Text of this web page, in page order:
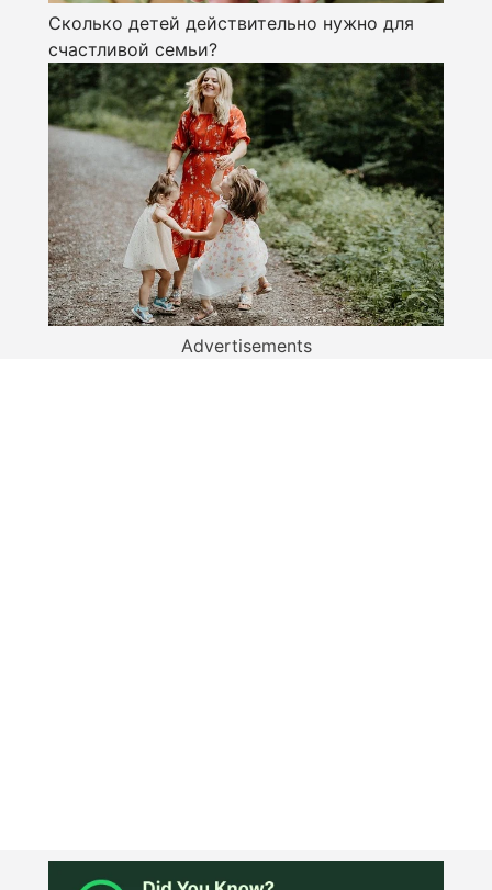
Сколько детей действительно нужно для
счастливой семьи?
Advertisements